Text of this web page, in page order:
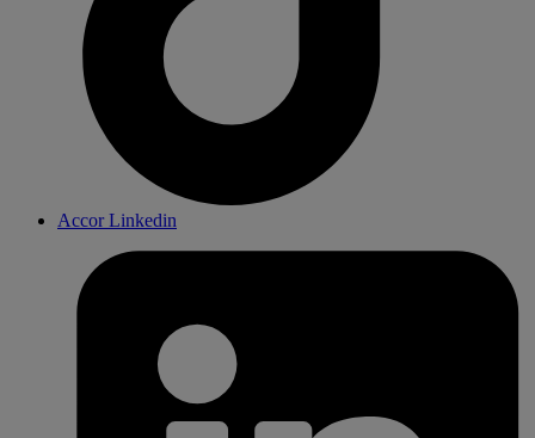
Accor Linkedin